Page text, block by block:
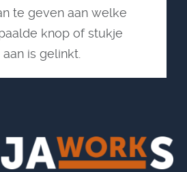
te geven aan welke
knop of stukje
is gelinkt.